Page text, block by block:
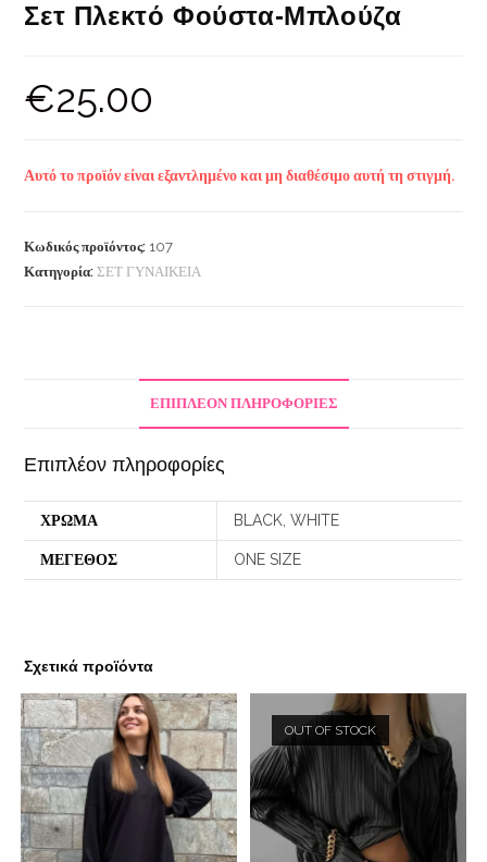
Σετ Πλεκτό Φούστα-Μπλούζα
€25.00
Αυτό το προϊόν είναι εξαντλημένο και μη διαθέσιμο αυτή τη στιγμή.
Κωδικός προϊόντος: 107
Κατηγορία:ΣΕΤ ΓΥΝΑΙΚΕΙΑ
ΕΠΙΠΛΈΟΝ ΠΛΗΡΟΦΟΡΊΕΣ
Επιπλέον πληροφορίες
ΧΡΩΜΑ BLACK, WHITE
ΜΕΓΕΘΟΣ ONE SIZE
Σχετικά προϊόντα
OUT OF STOCK